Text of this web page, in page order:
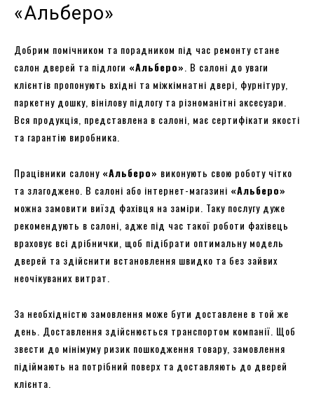
«Альберо»
Добрим помічником та порадником під час ремонту стане
салон дверей та підлоги «Альберо». В салоні до уваги
клієнтів пропонують вхідні та міжкімнатні двері, фурнітуру,
паркетну дошку, вінілову підлогу та різноманітні аксесуари.
Вся продукція, представлена в салоні, має сертифікати якості
та гарантію виробника.
Працівники салону «Альберо» виконують свою роботу чітко
та злагоджено. В салоні або інтернет-магазині «Альберо»
можна замовити виїзд фахівця на заміри. Таку послугу дуже
рекомендують в салоні, адже під час такої роботи фахівець
враховує всі дрібнички, щоб підібрати оптимальну модель
дверей та здійснити встановлення швидко та без зайвих
неочікуваних витрат.
За необхідністю замовлення може бути доставлене в той же
день. Доставлення здійснюється транспортом компанії. Щоб
звести до мінімуму ризик пошкодження товару, замовлення
підіймають на потрібний поверх та доставляють до дверей
клієнта.